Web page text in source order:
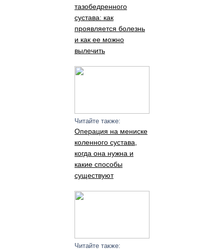
тазобедренного
сустава: как
проявляется болезнь
и как ее можно
вылечить
Читайте также:
Операция на мениске
коленного сустава,
когда она нужна и
какие способы
существуют
Читайте также: